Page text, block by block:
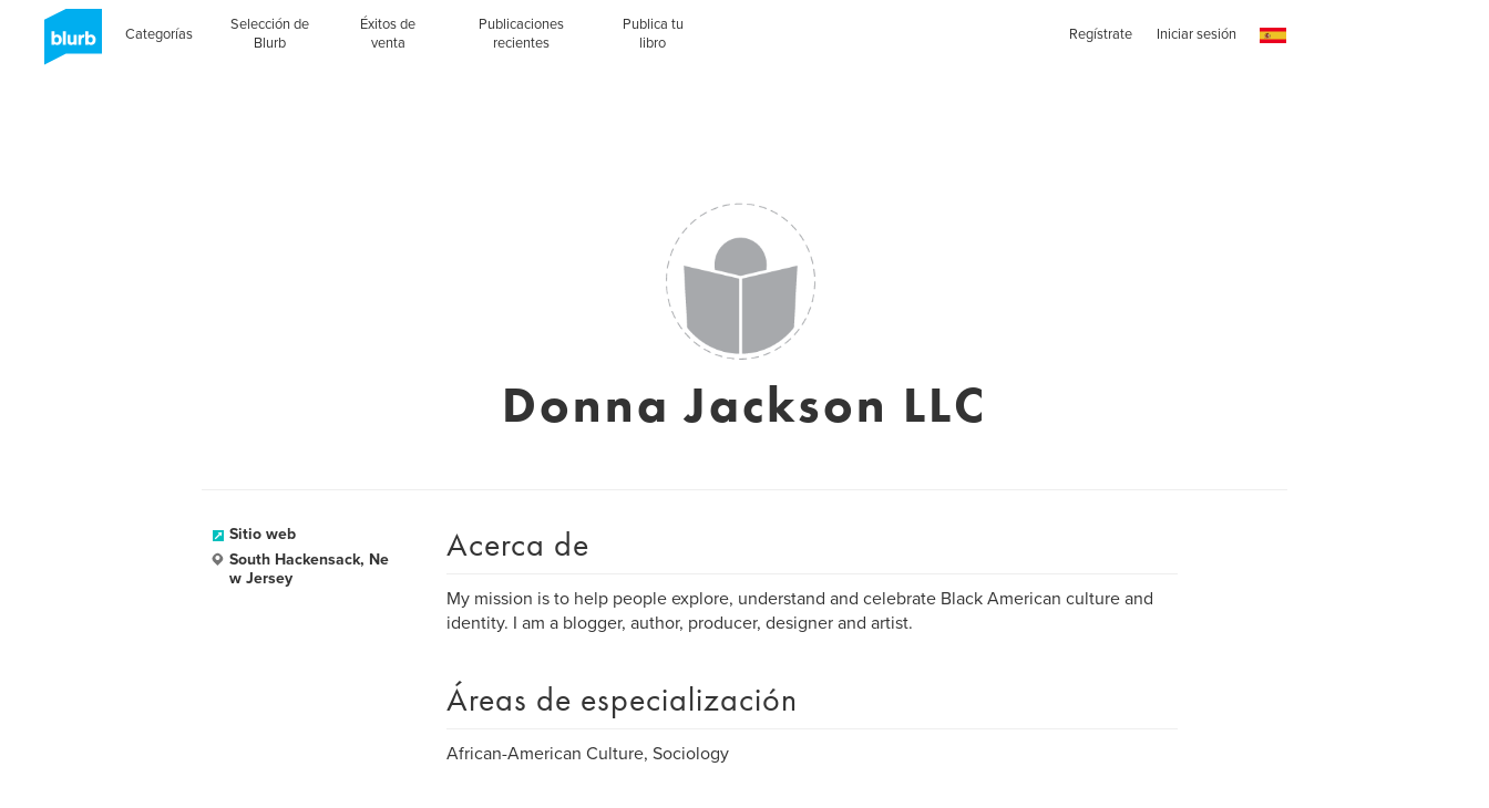
Categorías
Selección de
Blurb
Éxitos de
venta
Publicaciones
recientes
Publica tu
libro
Regístrate Iniciar sesión
Donna Jackson LLC
Sitio web
South Hackensack, Ne
w Jersey
Acerca de
My mission is to help people explore, understand and celebrate Black American culture and
identity. I am a blogger, author, producer, designer and artist.
Áreas de especialización
African-American Culture, Sociology